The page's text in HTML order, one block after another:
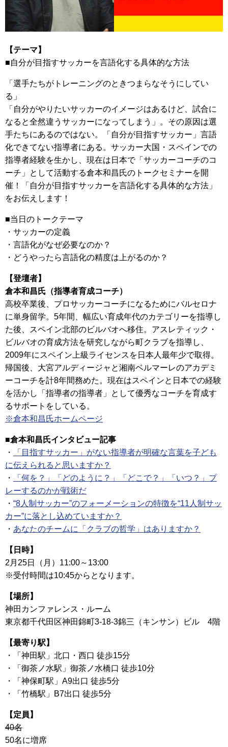
【テーマ】
■自分が目指すサッカーを言語化する具体的な方法
「選手たちがトレーニングのときつまらなそうにしてい
る」
「自分がやりたいサッカーのイメージはあるけど、試合に
なると全然違うサッカーになってしまう」。その原因は選
手たちにあるのではない。「自分が目指すサッカー」言語
化できてない指導者にある。サッカー大国・スペインでの
指導者経験を生かし、現在は日本で「サッカーコーチのコ
ーチ」として活動する倉本和昌氏のトークセミナーを開
催！「自分が目指すサッカーを言語化する具体的な方法」
をお伝えします！
■当日のトークテーマ
・サッカーの定義
・言語化がなぜ必要なのか？
・どうやったら言語化の精度は上がるのか？
【登壇者】
倉本和昌氏（指導者育成コーチ）
高校卒業後、プロサッカーコーチになるためにバルセロナ
に単身留学。5年間、幅広い育成年代のカテゴリーを指導し
た後、スペイン北部のビルバオへ移住。アスレティック・
ビルバオの育成方法を研究しながら町クラブを指導し、
2009年にスペイン上級ライセンスを日本人最年少で取得。
帰国後、大宮アルディージャと湘南ベルマーレのアカデミ
ーコーチを計8年間務めた。現在はスペインと日本での経験
を活かし「指導者の指導者」として優秀なコーチを育成す
るサポートをしている。
※倉本和昌氏ホームページ
■倉本和昌氏インタビュー記事
・
「目指すサッカー」がない指導者が明確な言葉を子ども
に伝えられると思いますか？
・
「何を？」「どのように？」「どこで？」「いつ？」プ
レーするのかが戦術だ
・ “8人制サッカー”のフォーメーションの特徴を“11人制サッ
カー”に落とし込めていますか？
・ あなたのチームに「クラブの哲学」はありますか？
【日時】
2月25日（月）11:00～13:00
※受付時間は10:45からとなります。
【場所】
神田カンファレンス・ルーム
東京都千代田区神田錦町3-18-3錦三（キンサン）ビル 4階
【最寄り駅】
・「神田駅」北口・西口 徒歩15分
・「御茶ノ水駅」御茶ノ水橋口 徒歩10分
・「神保町駅」A9出口 徒歩5分
・「竹橋駅」B7出口 徒歩5分
【定員】
40名
50名に増席